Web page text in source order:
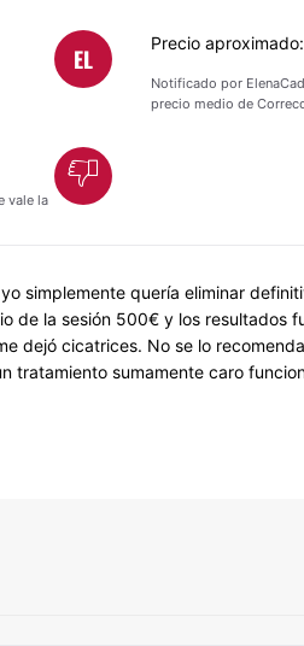
EL Precio aproximado:
Notificado por
precio medio de
vale la
simplemente quería eliminar
de la sesión 500€ y los resultados
dejó cicatrices. No se lo
tratamiento sumamente caro